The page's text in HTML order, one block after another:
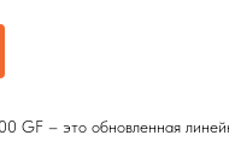
GF – это обновленная